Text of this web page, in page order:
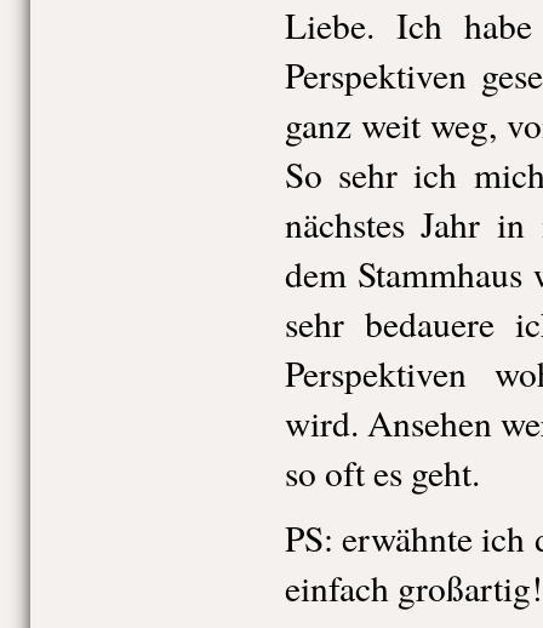
Liebe. Ich habe
Perspektiven
ganz weit weg,
So sehr ich
nächstes Jahr in
dem
sehr bedauere
Perspektiven
wird. Ansehen
so oft es geht.
PS: erwähnte ich
einfach großartig!